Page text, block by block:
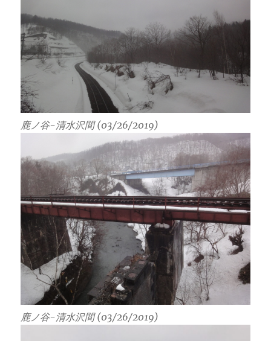
鹿ノ谷-清水沢間 (03/26/2019)
鹿ノ谷-清水沢間 (03/26/2019)